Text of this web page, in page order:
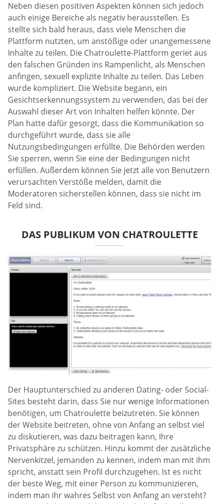
Neben diesen positiven Aspekten können sich jedoch
auch einige Bereiche als negativ herausstellen. Es
stellte sich bald heraus, dass viele Menschen die
Plattform nutzten, um anstößige oder unangemessene
Inhalte zu teilen. Die Chatroulette-Plattform geriet aus
den falschen Gründen ins Rampenlicht, als Menschen
anfingen, sexuell explizite Inhalte zu teilen. Das Leben
wurde kompliziert. Die Website begann, ein
Gesichtserkennungssystem zu verwenden, das bei der
Auswahl dieser Art von Inhalten helfen könnte. Der
Plan hatte dafür gesorgt, dass die Kommunikation so
durchgeführt wurde, dass sie alle
Nutzungsbedingungen erfüllte. Die Behörden werden
Sie sperren, wenn Sie eine der Bedingungen nicht
erfüllen. Außerdem können Sie jetzt alle von Benutzern
verursachten Verstöße melden, damit die
Moderatoren sicherstellen können, dass sie nicht im
Feld sind.
DAS PUBLIKUM VON CHATROULETTE
Der Hauptunterschied zu anderen Dating- oder Social-
Sites besteht darin, dass Sie nur wenige Informationen
benötigen, um Chatroulette beizutreten. Sie können
der Website beitreten, ohne von Anfang an selbst viel
zu diskutieren, was dazu beitragen kann, Ihre
Privatsphäre zu schützen. Hinzu kommt der zusätzliche
Nervenkitzel, jemanden zu kennen, indem man mit ihm
spricht, anstatt sein Profil durchzugehen. Ist es nicht
der beste Weg, mit einer Person zu kommunizieren,
indem man ihr wahres Selbst von Anfang an versteht?